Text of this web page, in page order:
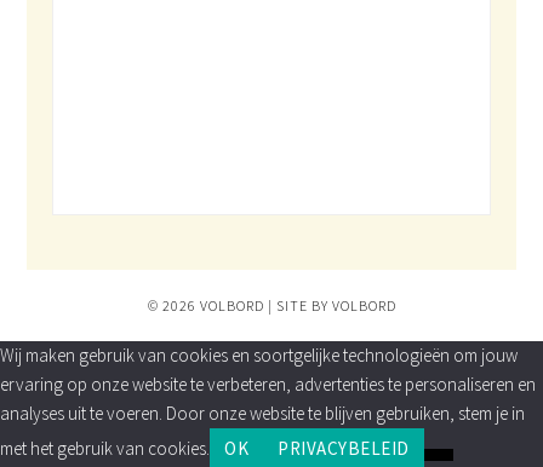
© 2026 VOLBORD | SITE BY VOLBORD
Wij maken gebruik van cookies en soortgelijke technologieën om jouw
ervaring op onze website te verbeteren, advertenties te personaliseren en
analyses uit te voeren. Door onze website te blijven gebruiken, stem je in
met het gebruik van cookies.
OK PRIVACYBELEID